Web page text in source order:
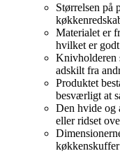
Størrelsen på
Materialet er
hvilket er
Knivholderen
adskilt fra
Produktet
besværligt at
Den hvide og
eller ridset